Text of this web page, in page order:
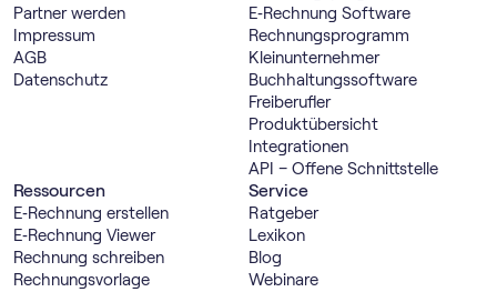
Partner werden
Impressum
AGB
Datenschutz
E‑Rechnung Software
Rechnungs­programm
Kleinunternehmer
Buch­haltungs­software
Freiberufler
Produktübersicht
Integrationen
API – Offene Schnittstelle
Ressourcen
E‑Rechnung erstellen
E‑Rechnung Viewer
Rechnung schreiben
Rechnungsvorlage
Service
Ratgeber
Lexikon
Blog
Webinare